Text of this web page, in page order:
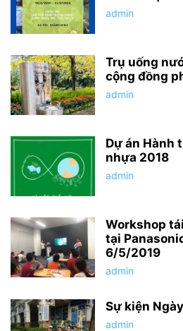
admin
Trụ uống
cộng đồng
admin
Dự án Hành
nhựa 2018
admin
Workshop
tại
6/5/2019
admin
Sự kiện
admin